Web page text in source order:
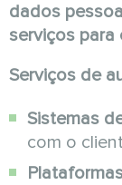
dados
serviços
Serviços de
Sistemas
com o